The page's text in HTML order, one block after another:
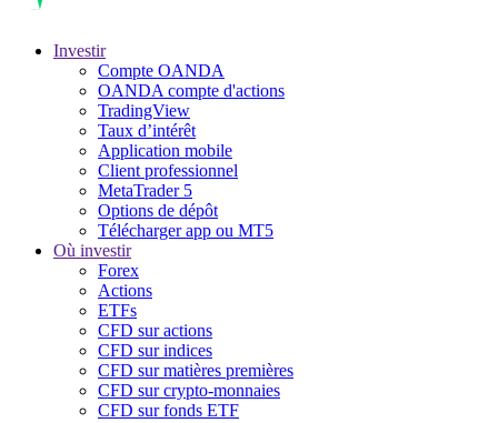
Investir
Compte OANDA
OANDA compte d'actions
TradingView
Taux d’intérêt
Application mobile
Client professionnel
MetaTrader 5
Options de dépôt
Télécharger app ou MT5
Où investir
Forex
Actions
ETFs
CFD sur actions
CFD sur indices
CFD sur matières premières
CFD sur crypto-monnaies
CFD sur fonds ETF